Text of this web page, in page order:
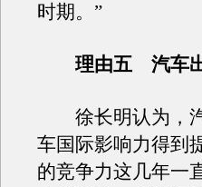
时期。”
理由五 汽车
徐长明认为，汽
车国际影响力得到
的竞争力这几年一